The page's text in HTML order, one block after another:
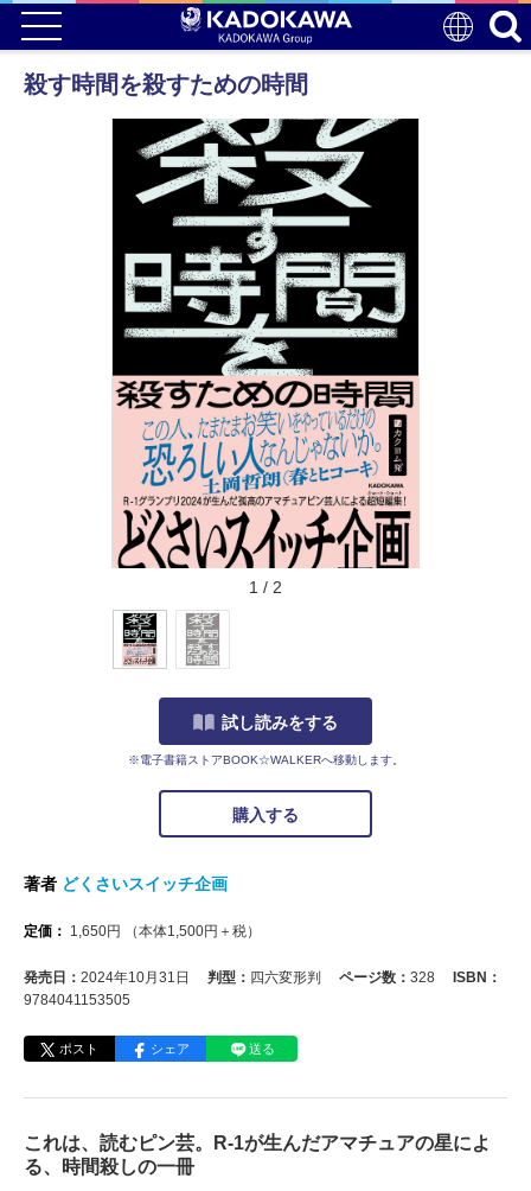
殺す時間を殺すための時間
1 / 2
試し読みをする
※電子書籍ストアBOOK☆WALKERへ移動します。
購入する
著者 どくさいスイッチ企画
定価： 1,650円 （本体1,500円＋税）
発売日： 2024年10月31日 判型： 四六変形判 ページ数： 328
ISBN：
9784041153505
ポスト シェア 送る
これは、読むピン芸。R-1が生んだアマチュアの星によ
る、時間殺しの一冊